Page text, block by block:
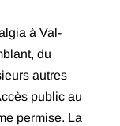
à Val-
du
autres
public au
permise. La